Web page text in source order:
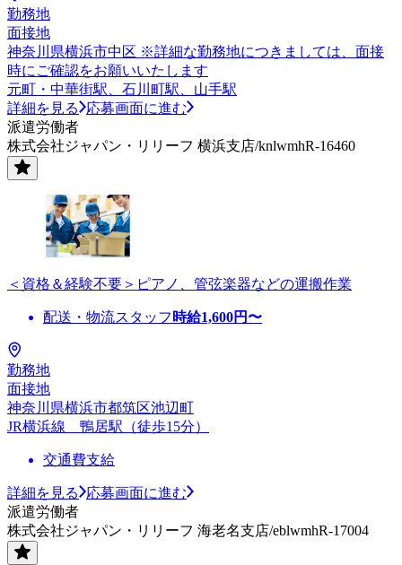
勤務地
面接地
神奈川県横浜市中区 ※詳細な勤務地につきましては、面接
時にご確認をお願いいたします
元町・中華街駅、石川町駅、山手駅
詳細を見る
応募画面に進む
派遣労働者
株式会社ジャパン・リリーフ 横浜支店/knlwmhR-16460
＜資格＆経験不要＞ピアノ、管弦楽器などの運搬作業
配送・物流スタッフ 時給1,600円〜
勤務地
面接地
神奈川県横浜市都筑区池辺町
JR横浜線 鴨居駅（徒歩15分）
交通費支給
詳細を見る
応募画面に進む
派遣労働者
株式会社ジャパン・リリーフ 海老名支店/eblwmhR-17004